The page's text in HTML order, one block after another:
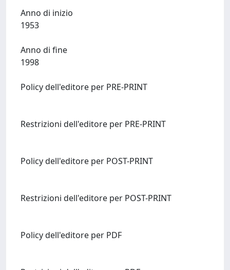
Anno di inizio
Anno di fine
Policy dell'editore per PRE-PRINT
Restrizioni dell'editore per PRE-PRINT
Policy dell'editore per POST-PRINT
Restrizioni dell'editore per POST-PRINT
Policy dell'editore per PDF